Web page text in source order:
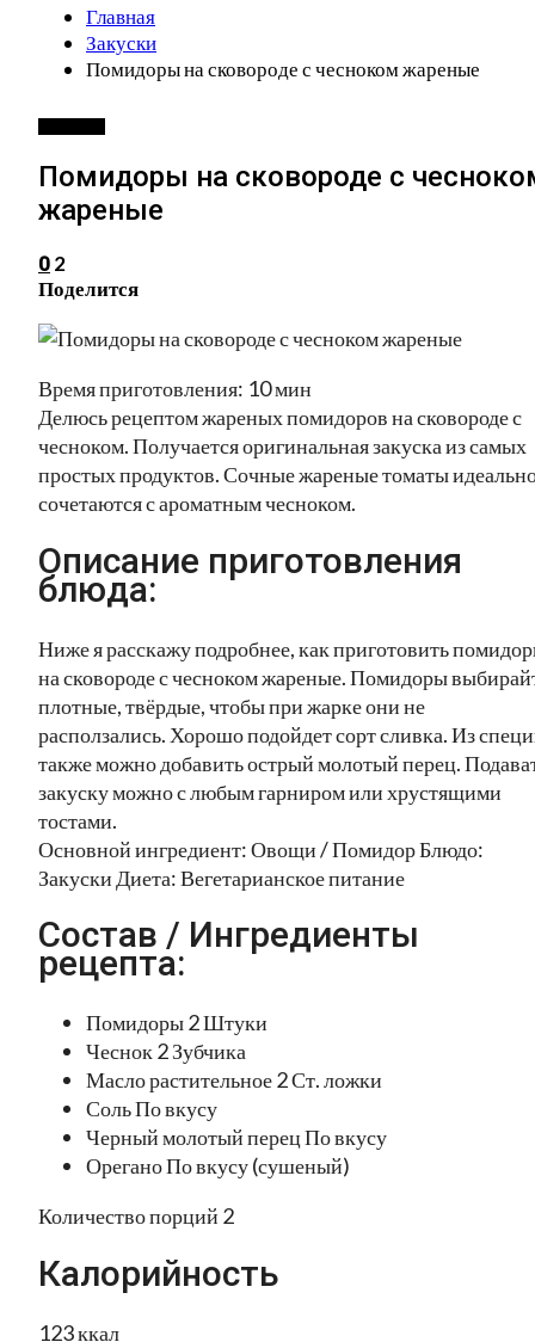
Главная
Закуски
Помидоры на сковороде с чесноком жареные
Помидоры на сковороде с
жареные
0 2
Поделится
Время приготовления: 10 мин
Делюсь рецептом жареных помидоров на сковороде с
чесноком. Получается оригинальная закуска из самых
простых продуктов. Сочные жареные томаты
сочетаются с ароматным чесноком.
Описание приготовления
блюда:
Ниже я расскажу подробнее, как приготовить
на сковороде с чесноком жареные. Помидоры
плотные, твёрдые, чтобы при жарке они не
расползались. Хорошо подойдет сорт сливка. Из
также можно добавить острый молотый перец.
закуску можно с любым гарниром или хрустящими
тостами.
Основной ингредиент: Овощи / Помидор Блюдо:
Закуски Диета: Вегетарианское питание
Состав / Ингредиенты
рецепта:
Помидоры 2 Штуки
Чеснок 2 Зубчика
Масло растительное 2 Ст. ложки
Соль По вкусу
Черный молотый перец По вкусу
Орегано По вкусу (сушеный)
Количество порций 2
Калорийность
123 ккал